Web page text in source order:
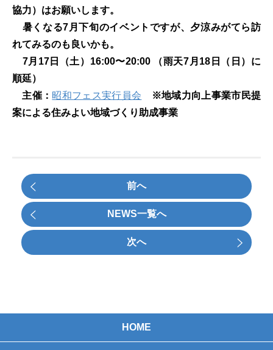
協力）はお願いします。
暑くなる7月下旬のイベントですが、夕涼みがてら訪
れてみるのも良いかも。
7月17日（土）16:00〜20:00 （雨天7月18日（日）に
順延）
主催： 昭和フェス実行員会 ※地域力向上事業市民提
案による住みよい地域づくり助成事業
前へ
NEWS一覧へ
次へ
HOME